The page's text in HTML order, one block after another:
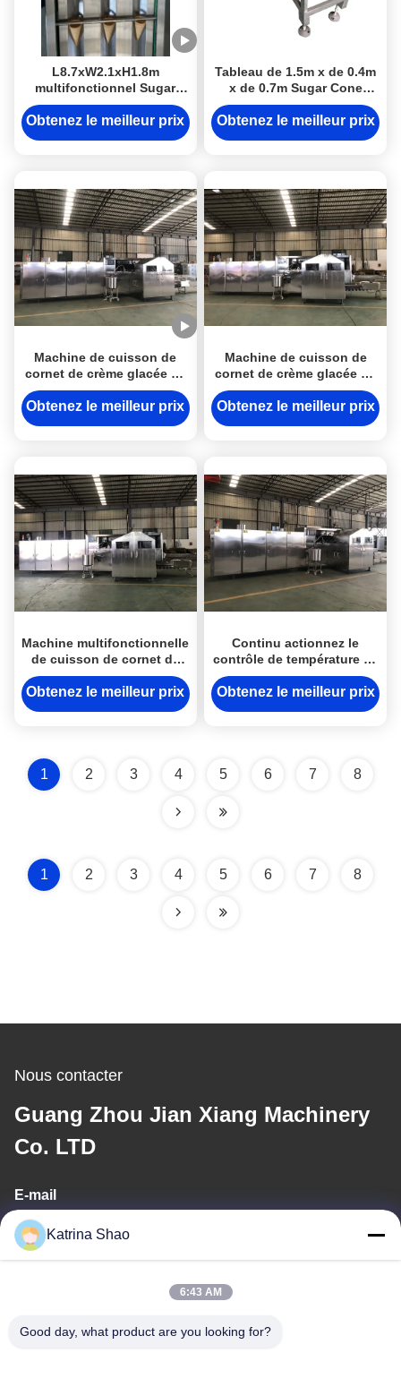
L8.7xW2.1xH1.8m
multifonctionnel Sugar
Cone Baking Machine
Obtenez le meilleur prix
Tableau de 1.5m x de 0.4m
x de 0.7m Sugar Cone
Baking Machine Storage
Obtenez le meilleur prix
Machine de cuisson de
cornet de crème glacée de
biscuit de sucre pour
l'usine de casse-croûte
Obtenez le meilleur prix
Machine de cuisson de
cornet de crème glacée de
conception moderne pour
les cônes de roulement de
Obtenez le meilleur prix
Machine multifonctionnelle
de cuisson de cornet de
crème glacée pour le cône
roulé par sucre, petit pain
Obtenez le meilleur prix
Continu actionnez le
contrôle de température de
machine de cuisson de
cornet de crème glacée
Obtenez le meilleur prix
1 2 3 4 5 6 7 8
1 2 3 4 5 6 7 8
Nous contacter
Guang Zhou Jian Xiang Machinery
Co. LTD
E-mail
katrina@jxmachineryco.com
Adresse
Katrina Shao
6:43 AM
Good day, what product are you looking for?